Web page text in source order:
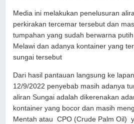
Media ini melakukan penelusuran
perkirakan tercemar tersebut dan
tumpahan yang sudah berwarna
Melawi dan adanya kontainer yang
sungai tersebut
Dari hasil pantauan langsung ke
12/9/2022 penyebab masih adanya
aliran Sungai adalah dikerenakan
kontainer yang bocor dan masih
Mentah atau CPO (Crude Palm Oil)